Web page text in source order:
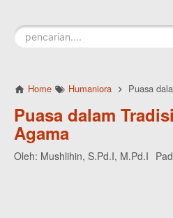
Home Humaniora Puasa
Puasa dalam
Agama
Oleh: Mushlihin, S.Pd.I, M.Pd.I